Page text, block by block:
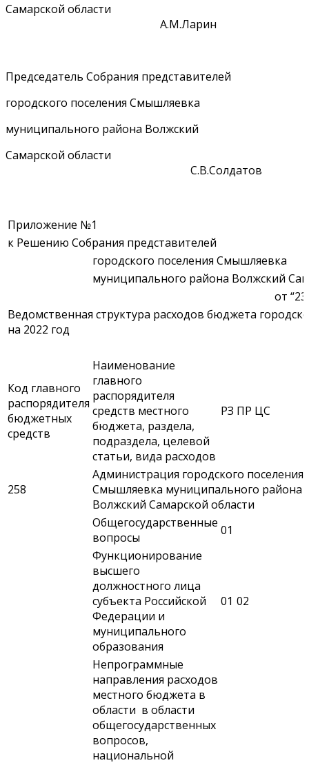
Самарской области
А.М.Ларин
Председатель Собрания представителей
городского поселения Смышляевка
муниципального района Волжский
Самарской области
С.В.Солдатов
Приложение №1
к Решению Собрания представителей
городского поселения Смышляевка
муниципального района Волжский
от “23 ” декабря
Ведомственная структура расходов бюджета
на 2022 год
Код главного
распорядителя
бюджетных
средств
Наименование
главного
распорядителя
средств местного
бюджета, раздела,
подраздела, целевой
статьи, вида расходов
РЗ ПР ЦС
258
Администрация городского поселения
Смышляевка муниципального района
Волжский Самарской области
Общегосударственные
вопросы
01
Функционирование
высшего
должностного лица
субъекта Российской
Федерации и
муниципального
образования
01 02
Непрограммные
направления расходов
местного бюджета в
области в области
общегосударственных
вопросов,
национальной